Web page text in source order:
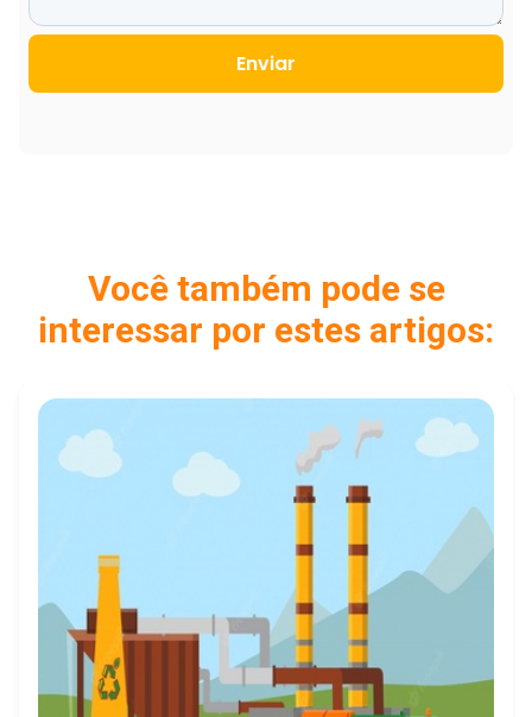
Enviar
Você também pode se
interessar por estes artigos: